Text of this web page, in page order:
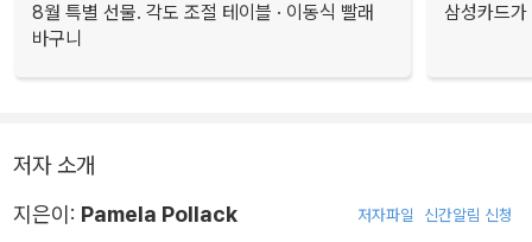
8월 특별 선물. 각도 조절 테이블 · 이동식 빨래
바구니
삼성카드
저자 소개
지은이: Pamela Pollack 저자파일 신간알림 신청